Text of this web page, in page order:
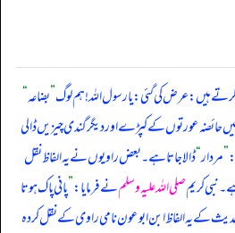
کرتے ہیں: عرض کی گئی: یا رسول اللہ! ہم لوگ”بضاعہ“
حائضہ عورتوں کے کپڑے اور دیگر گندی چیزیں ڈالی
”مردار“ڈالا جاتا ہے۔ بعض راویوں نے یہ الفاظ نقل
نبی کریمصلی اللہ علیہ وسلمنے فرمایا:”پانی پاک ہوتا
کے یہ الفاظ ابن ابوعون نامی راوی کے نقل کردہ